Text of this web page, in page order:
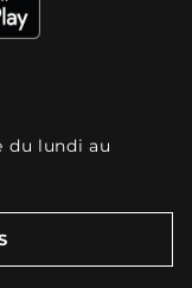
du lundi au